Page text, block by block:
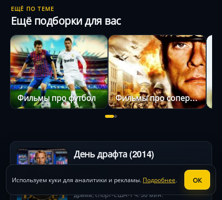
ЕЩЁ ПО ТЕМЕ
Ещё подборки для вас
Фильмы про футбол Фильмы про соперничество
День драфта (2014)
драма,спорт•США•1 ч. 50 мин.
Используем куки для аналитики и рекламы. Подробнее. ОК